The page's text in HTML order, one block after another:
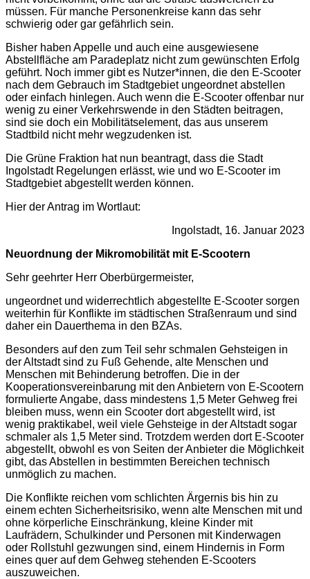
müssen. Für manche Personenkreise kann das sehr
schwierig oder gar gefährlich sein.
Bisher haben Appelle und auch eine ausgewiesene
Abstellfläche am Paradeplatz nicht zum gewünschten Erfolg
geführt. Noch immer gibt es Nutzer*innen, die den E-Scooter
nach dem Gebrauch im Stadtgebiet ungeordnet abstellen
oder einfach hinlegen. Auch wenn die E-Scooter offenbar nur
wenig zu einer Verkehrswende in den Städten beitragen,
sind sie doch ein Mobilitätselement, das aus unserem
Stadtbild nicht mehr wegzudenken ist.
Die Grüne Fraktion hat nun beantragt, dass die Stadt
Ingolstadt Regelungen erlässt, wie und wo E-Scooter im
Stadtgebiet abgestellt werden können.
Hier der Antrag im Wortlaut:
Ingolstadt, 16. Januar 2023
Neuordnung der Mikromobilität mit E-Scootern
Sehr geehrter Herr Oberbürgermeister,
ungeordnet und widerrechtlich abgestellte E-Scooter sorgen
weiterhin für Konflikte im städtischen Straßenraum und sind
daher ein Dauerthema in den BZAs.
Besonders auf den zum Teil sehr schmalen Gehsteigen in
der Altstadt sind zu Fuß Gehende, alte Menschen und
Menschen mit Behinderung betroffen. Die in der
Kooperationsvereinbarung mit den Anbietern von E-Scootern
formulierte Angabe, dass mindestens 1,5 Meter Gehweg frei
bleiben muss, wenn ein Scooter dort abgestellt wird, ist
wenig praktikabel, weil viele Gehsteige in der Altstadt sogar
schmaler als 1,5 Meter sind. Trotzdem werden dort E-Scooter
abgestellt, obwohl es von Seiten der Anbieter die Möglichkeit
gibt, das Abstellen in bestimmten Bereichen technisch
unmöglich zu machen.
Die Konflikte reichen vom schlichten Ärgernis bis hin zu
einem echten Sicherheitsrisiko, wenn alte Menschen mit und
ohne körperliche Einschränkung, kleine Kinder mit
Laufrädern, Schulkinder und Personen mit Kinderwagen
oder Rollstuhl gezwungen sind, einem Hindernis in Form
eines quer auf dem Gehweg stehenden E-Scooters
auszuweichen.